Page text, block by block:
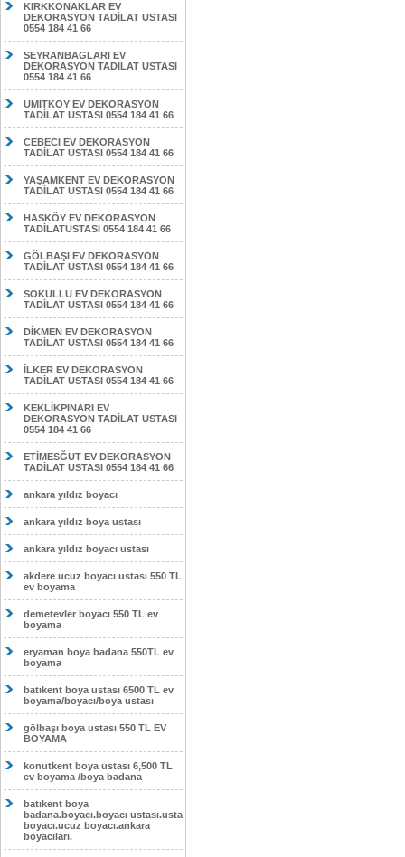
KIRKKONAKLAR EV
DEKORASYON TADİLAT USTASI
0554 184 41 66
SEYRANBAGLARI EV
DEKORASYON TADİLAT USTASI
0554 184 41 66
ÜMİTKÖY EV DEKORASYON
TADİLAT USTASI 0554 184 41 66
CEBECİ EV DEKORASYON
TADİLAT USTASI 0554 184 41 66
YAŞAMKENT EV DEKORASYON
TADİLAT USTASI 0554 184 41 66
HASKÖY EV DEKORASYON
TADİLATUSTASI 0554 184 41 66
GÖLBAŞI EV DEKORASYON
TADİLAT USTASI 0554 184 41 66
SOKULLU EV DEKORASYON
TADİLAT USTASI 0554 184 41 66
DİKMEN EV DEKORASYON
TADİLAT USTASI 0554 184 41 66
İLKER EV DEKORASYON
TADİLAT USTASI 0554 184 41 66
KEKLİKPINARI EV
DEKORASYON TADİLAT USTASI
0554 184 41 66
ETİMESĞUT EV DEKORASYON
TADİLAT USTASI 0554 184 41 66
ankara yıldız boyacı
ankara yıldız boya ustası
ankara yıldız boyacı ustası
akdere ucuz boyacı ustası 550 TL
ev boyama
demetevler boyacı 550 TL ev
boyama
eryaman boya badana 550TL ev
boyama
batıkent boya ustası 6500 TL ev
boyama/boyacı/boya ustası
gölbaşı boya ustası 550 TL EV
BOYAMA
konutkent boya ustası 6,500 TL
ev boyama /boya badana
batıkent boya
badana.boyacı.boyacı ustası.usta
boyacı.ucuz boyacı.ankara
boyacıları.